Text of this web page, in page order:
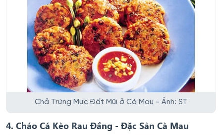
Chả Trứng Mực Đất Mũi ở Cà Mau - Ảnh: ST
4. Cháo Cá Kèo Rau Đắng - Đặc Sản Cà Mau